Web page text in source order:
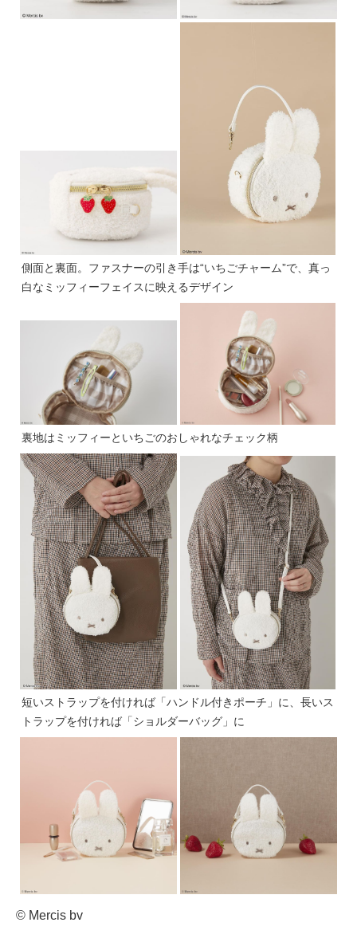
側面と裏面。ファスナーの引き手は“いちごチャーム”で、真っ
白なミッフィーフェイスに映えるデザイン
裏地はミッフィーといちごのおしゃれなチェック柄
短いストラップを付ければ「ハンドル付きポーチ」に、長いス
トラップを付ければ「ショルダーバッグ」に
© Mercis bv